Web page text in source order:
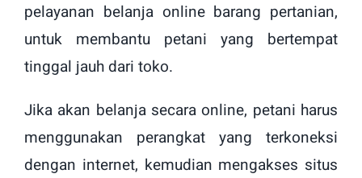
pelayanan belanja online barang pertanian,
untuk membantu petani yang bertempat
tinggal jauh dari toko.
Jika akan belanja secara online, petani harus
menggunakan perangkat yang terkoneksi
dengan internet, kemudian mengakses situs